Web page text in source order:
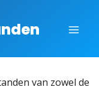
van zowel de